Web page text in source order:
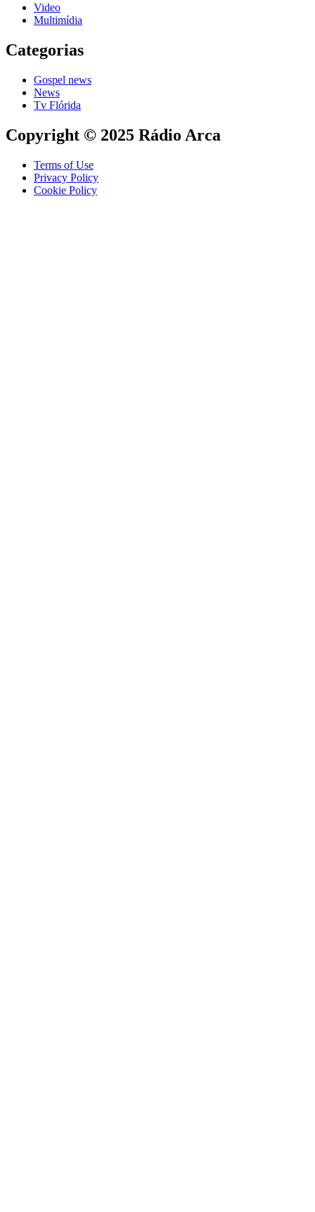
Video
Multimídia
Categorias
Gospel news
News
Tv Flórida
Copyright © 2025 Rádio Arca
Terms of Use
Privacy Policy
Cookie Policy